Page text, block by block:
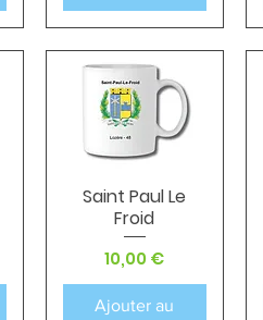
Aperçu rapide
Saint Paul Le
Froid
Prix
10,00 €
Ajouter au